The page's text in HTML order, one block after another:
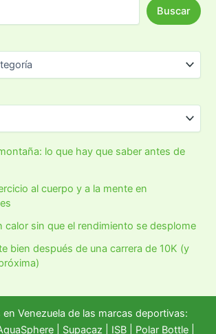
Buscar
lo que hay que saber antes de
al cuerpo y a la mente en
calor sin que el rendimiento se desplome
bien después de una carrera de 10K (y
Venezuela de las marcas deportivas:
| Supacaz | ISB | Polar Bottle|